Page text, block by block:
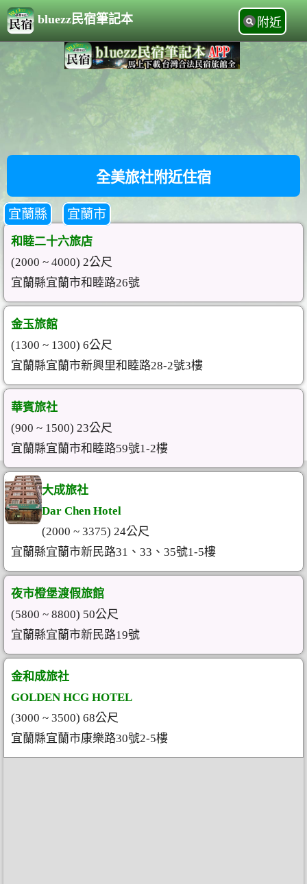
bluezz民宿筆記本 附近
全美旅社附近住宿
宜蘭縣 宜蘭市
和睦二十六旅店
(2000 ~ 4000) 2公尺
宜蘭縣宜蘭市和睦路26號
金玉旅館
(1300 ~ 1300) 6公尺
宜蘭縣宜蘭市新興里和睦路28-2號3樓
華賓旅社
(900 ~ 1500) 23公尺
宜蘭縣宜蘭市和睦路59號1-2樓
大成旅社
Dar Chen Hotel
(2000 ~ 3375) 24公尺
宜蘭縣宜蘭市新民路31、33、35號1-5樓
夜市橙堡渡假旅館
(5800 ~ 8800) 50公尺
宜蘭縣宜蘭市新民路19號
金和成旅社
GOLDEN HCG HOTEL
(3000 ~ 3500) 68公尺
宜蘭縣宜蘭市康樂路30號2-5樓